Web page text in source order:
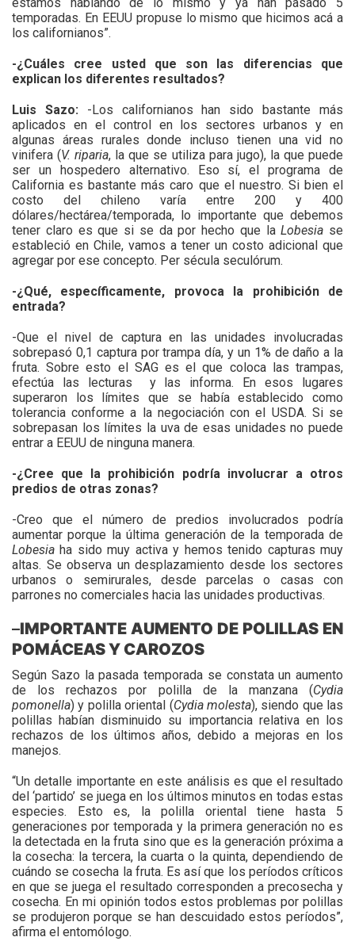
estamos hablando de lo mismo y ya han pasado 5
temporadas. En EEUU propuse lo mismo que hicimos acá a
los californianos”.
-¿Cuáles cree usted que son las diferencias que
explican los diferentes resultados?
Luis Sazo: -Los californianos han sido bastante más
aplicados en el control en los sectores urbanos y en
algunas áreas rurales donde incluso tienen una vid no
vinifera (V. riparia, la que se utiliza para jugo), la que puede
ser un hospedero alternativo. Eso sí, el programa de
California es bastante más caro que el nuestro. Si bien el
costo del chileno varía entre 200 y 400
dólares/hectárea/temporada, lo importante que debemos
tener claro es que si se da por hecho que laLobesia se
estableció en Chile, vamos a tener un costo adicional que
agregar por ese concepto. Per sécula seculórum.
-¿Qué, específicamente, provoca la prohibición de
entrada?
-Que el nivel de captura en las unidades involucradas
sobrepasó 0,1 captura por trampa día, y un 1% de daño a la
fruta. Sobre esto el SAG es el que coloca las trampas,
efectúa las lecturas y las informa. En esos lugares
superaron los límites que se había establecido como
tolerancia conforme a la negociación con el USDA. Si se
sobrepasan los límites la uva de esas unidades no puede
entrar a EEUU de ninguna manera.
-¿Cree que la prohibición podría involucrar a otros
predios de otras zonas?
-Creo que el número de predios involucrados podría
aumentar porque la última generación de la temporada de
Lobesia ha sido muy activa y hemos tenido capturas muy
altas. Se observa un desplazamiento desde los sectores
urbanos o semirurales, desde parcelas o casas con
parrones no comerciales hacia las unidades productivas.
–IMPORTANTE AUMENTO DE POLILLAS EN
POMÁCEAS Y CAROZOS
Según Sazo la pasada temporada se constata un aumento
de los rechazos por polilla de la manzana (Cydia
pomonella) y polilla oriental (Cydia molesta), siendo que las
polillas habían disminuido su importancia relativa en los
rechazos de los últimos años, debido a mejoras en los
manejos.
“Un detalle importante en este análisis es que el resultado
del ‘partido’ se juega en los últimos minutos en todas estas
especies. Esto es, la polilla oriental tiene hasta 5
generaciones por temporada y la primera generación no es
la detectada en la fruta sino que es la generación próxima a
la cosecha: la tercera, la cuarta o la quinta, dependiendo de
cuándo se cosecha la fruta. Es así que los períodos críticos
en que se juega el resultado corresponden a precosecha y
cosecha. En mi opinión todos estos problemas por polillas
se produjeron porque se han descuidado estos períodos”,
afirma el entomólogo.